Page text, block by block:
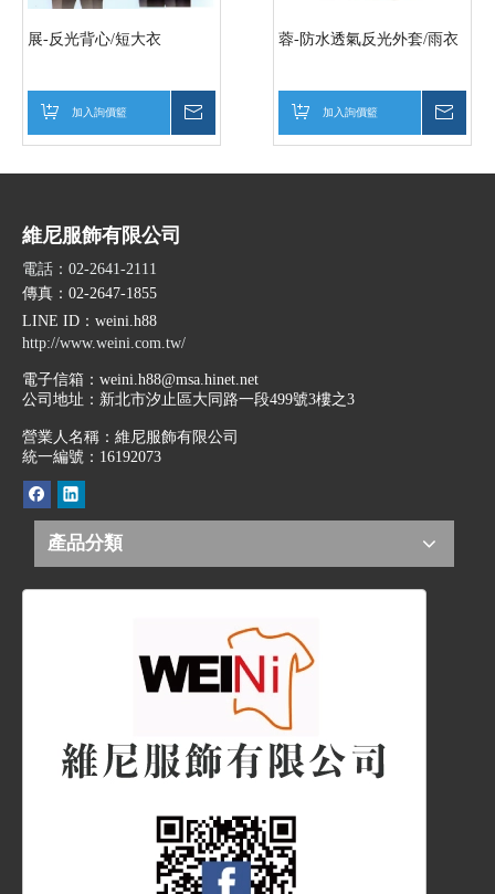
展-反光背心/短大衣
加入詢價籃
蓉-防水透氣反光外套/雨衣
加入詢價籃
維尼服飾有限公司
電話：02-2641-2111
傳真：02-2647-1855
LINE ID ：weini.h88
http://www.weini.com.tw/
電子信箱： weini.h88@msa.hinet.net
公司地址： 新北市汐止區大同路一段499號3樓之3
營業人名稱：維尼服飾有限公司
統一編號：16192073
產品分類